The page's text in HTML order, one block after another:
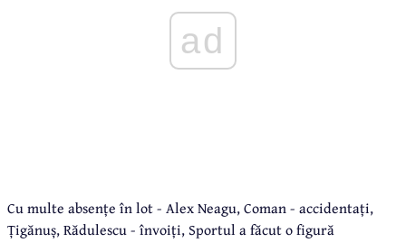
ad
Cu multe absențe în lot - Alex Neagu, Coman - accidentați,
Țigănuș, Rădulescu - învoiți, Sportul a făcut o figură